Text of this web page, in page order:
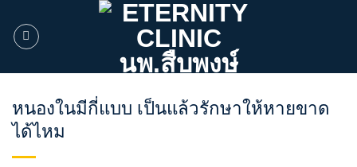
หนองในมีกี่แบบ เป็นแล้วรักษาให้หายขาด
ได้ไหม